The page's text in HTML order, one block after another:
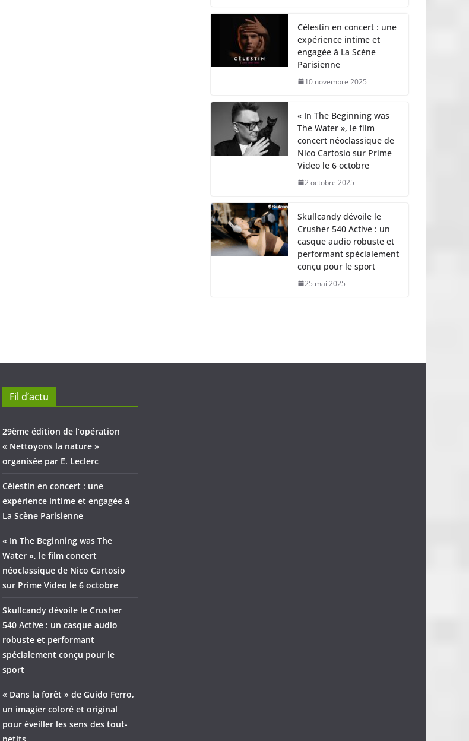
Célestin en concert : une
expérience intime et
engagée à La Scène
Parisienne
10 novembre 2025
« In The Beginning was
The Water », le film
concert néoclassique de
Nico Cartosio sur Prime
Video le 6 octobre
2 octobre 2025
Skullcandy dévoile le
Crusher 540 Active : un
casque audio robuste et
performant spécialement
conçu pour le sport
25 mai 2025
Fil d’actu
29ème édition de l’opération
« Nettoyons la nature »
organisée par E. Leclerc
Célestin en concert : une
expérience intime et engagée à
La Scène Parisienne
« In The Beginning was The
Water », le film concert
néoclassique de Nico Cartosio
sur Prime Video le 6 octobre
Skullcandy dévoile le Crusher
540 Active : un casque audio
robuste et performant
spécialement conçu pour le
sport
« Dans la forêt » de Guido Ferro,
un imagier coloré et original
pour éveiller les sens des tout-